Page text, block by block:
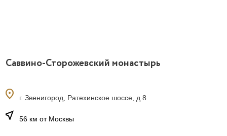
Саввино-Сторожевский монастырь
location_on г. Звенигород, Ратехинское шоссе, д.8
near_me 56 км от Москвы